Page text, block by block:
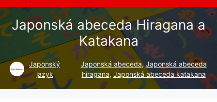
Japonská abeceda Hiragana a
Katakana
Japonský
jazyk
Japonská abeceda,Japonská abeceda
hiragana, Japonská abeceda katakana